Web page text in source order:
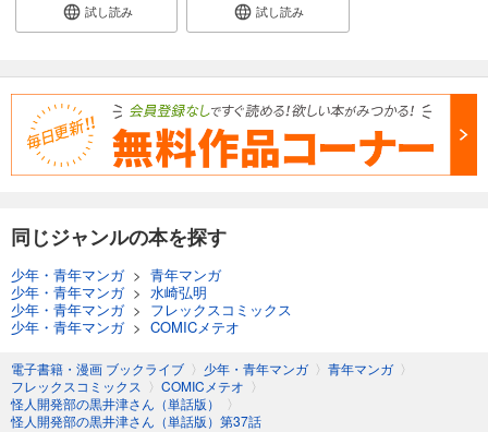
試し読み 試し読み
同じジャンルの本を探す
少年・青年マンガ> 青年マンガ
少年・青年マンガ> 水崎弘明
少年・青年マンガ> フレックスコミックス
少年・青年マンガ> COMICメテオ
電子書籍・漫画 ブックライブ 〉 少年・青年マンガ 〉 青年マンガ 〉
フレックスコミックス 〉 COMICメテオ 〉
怪人開発部の黒井津さん（単話版）
〉
怪人開発部の黒井津さん（単話版）第37話